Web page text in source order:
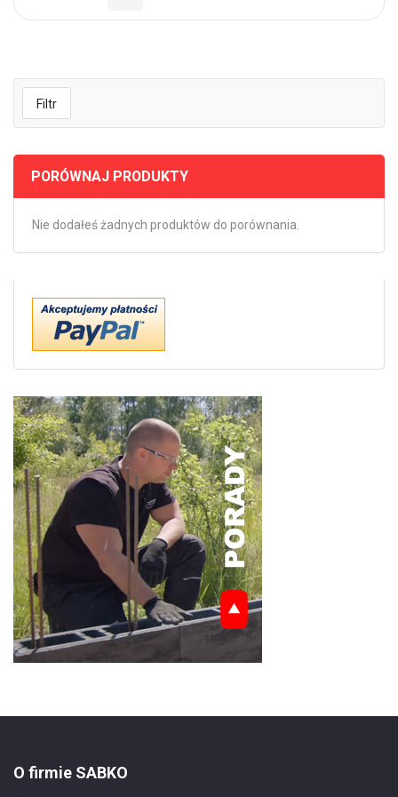
Filtr
PORÓWNAJ PRODUKTY
Nie dodałeś żadnych produktów do porównania.
O firmie SABKO